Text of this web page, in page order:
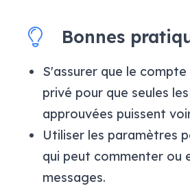
Bonnes
S'assurer que le
privé pour que seules
approuvées puissent
Utiliser les paramètres
qui peut commenter ou
messages.